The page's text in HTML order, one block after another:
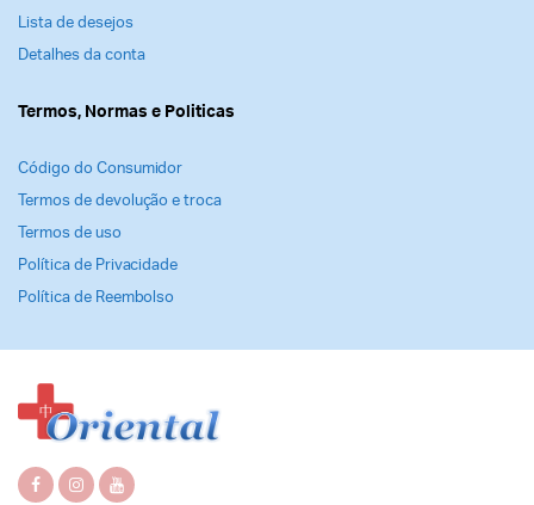
Lista de desejos
Detalhes da conta
Termos, Normas e Politicas
Código do Consumidor
Termos de devolução e troca
Termos de uso
Política de Privacidade
Política de Reembolso